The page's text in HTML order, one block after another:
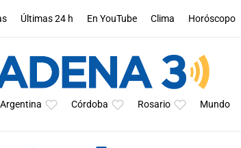
Últimas 24 h En YouTube Clima Horóscopo
Argentina Córdoba Rosario Mundo